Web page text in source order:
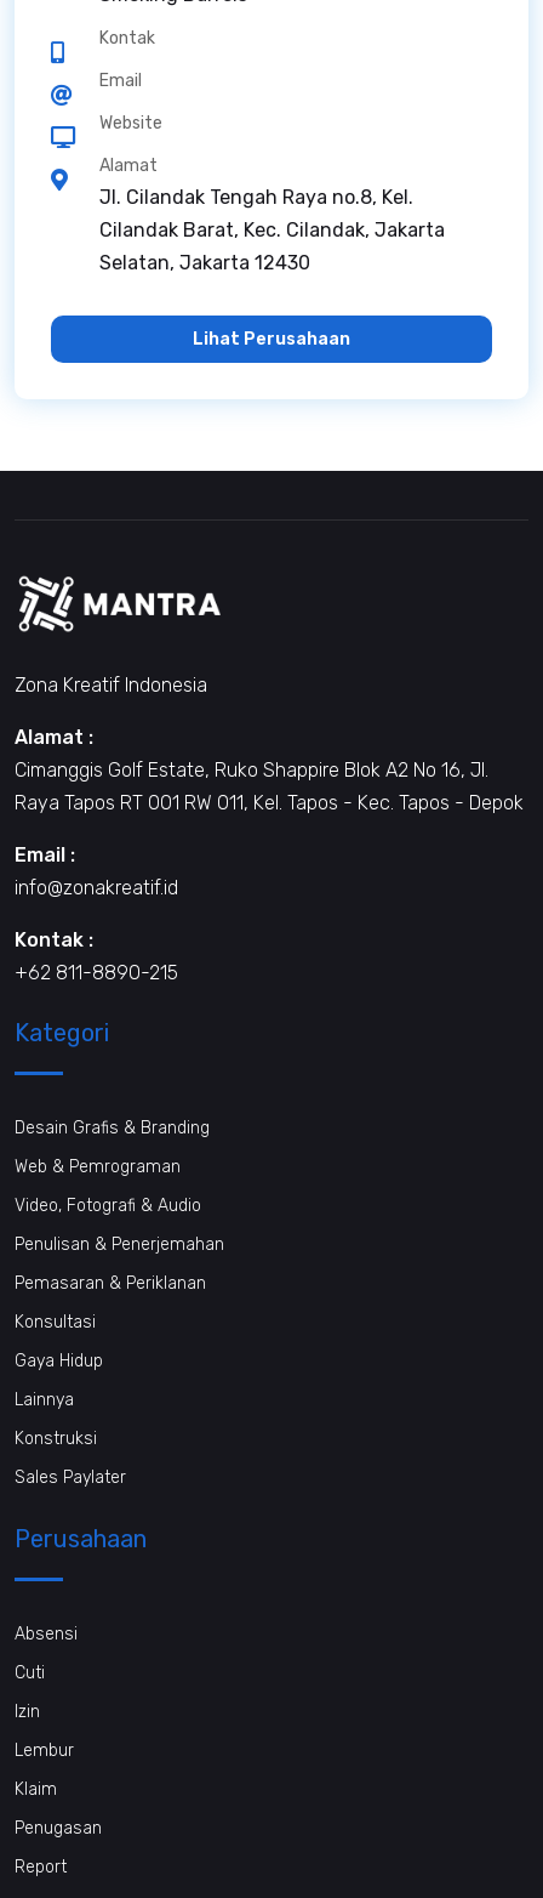
Kontak
Email
Website
Alamat
Jl. Cilandak Tengah Raya no.8, Kel.
Cilandak Barat, Kec. Cilandak, Jakarta
Selatan, Jakarta 12430
Lihat Perusahaan
Zona Kreatif Indonesia
Alamat :
Cimanggis Golf Estate, Ruko Shappire Blok A2 No 16, Jl.
Raya Tapos RT 001 RW 011, Kel. Tapos - Kec. Tapos - Depok
Email :
info@zonakreatif.id
Kontak :
+62 811-8890-215
Kategori
Desain Grafis & Branding
Web & Pemrograman
Video, Fotografi & Audio
Penulisan & Penerjemahan
Pemasaran & Periklanan
Konsultasi
Gaya Hidup
Lainnya
Konstruksi
Sales Paylater
Perusahaan
Absensi
Cuti
Izin
Lembur
Klaim
Penugasan
Report